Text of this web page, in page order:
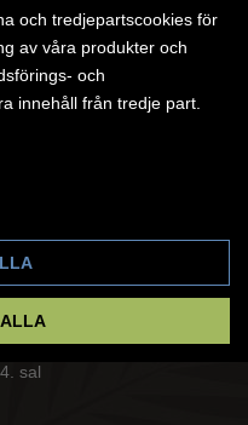
LÄS MER
sal
och tredjepartscookies för
av våra produkter och
och
innehåll från tredje part.